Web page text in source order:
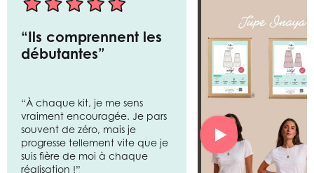
“Ils comprennent les
débutantes”
“À chaque kit, je me sens
vraiment encouragée. Je pars
souvent de zéro, mais je
progresse tellement vite que je
suis fière de moi à chaque
réalisation !”